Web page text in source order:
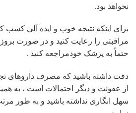
از عفونت و دیگر احتمالات است ، به
نمایید .